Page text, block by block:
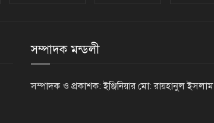
সম্পাদক মন্ডলী
সম্পাদক ও প্রকাশক: ইঞ্জিনিয়ার মো: রায়হানুল ইসলাম